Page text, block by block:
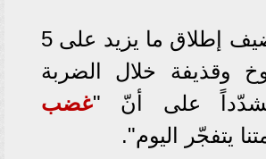
وأعلن الضيف إطلاق ما يزيد على 5
وقذيفة خلال الضربة
مشدّداً على أنّ "غضب
يتفجّر اليوم".